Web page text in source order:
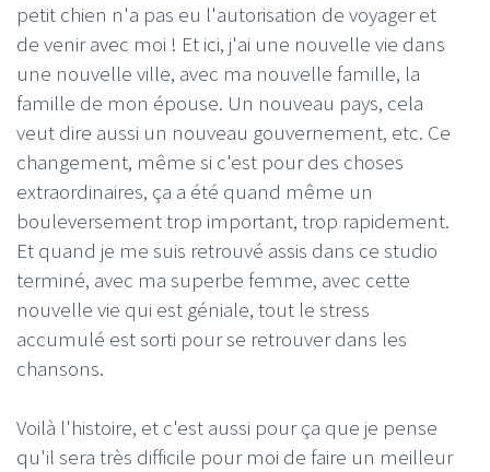
petit chien n'a pas eu l'autorisation de voyager et
de venir avec moi ! Et ici, j'ai une nouvelle vie dans
une nouvelle ville, avec ma nouvelle famille, la
famille de mon épouse. Un nouveau pays, cela
veut dire aussi un nouveau gouvernement, etc. Ce
changement, même si c'est pour des choses
extraordinaires, ça a été quand même un
bouleversement trop important, trop rapidement.
Et quand je me suis retrouvé assis dans ce studio
terminé, avec ma superbe femme, avec cette
nouvelle vie qui est géniale, tout le stress
accumulé est sorti pour se retrouver dans les
chansons.
Voilà l'histoire, et c'est aussi pour ça que je pense
qu'il sera très difficile pour moi de faire un meilleur